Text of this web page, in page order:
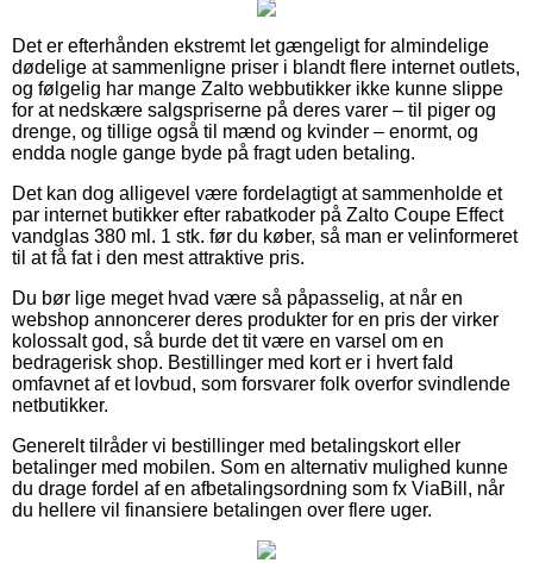
Det er efterhånden ekstremt let gængeligt for almindelige
dødelige at sammenligne priser i blandt flere internet outlets,
og følgelig har mange Zalto webbutikker ikke kunne slippe
for at nedskære salgspriserne på deres varer – til piger og
drenge, og tillige også til mænd og kvinder – enormt, og
endda nogle gange byde på fragt uden betaling.
Det kan dog alligevel være fordelagtigt at sammenholde et
par internet butikker efter rabatkoder på Zalto Coupe Effect
vandglas 380 ml. 1 stk. før du køber, så man er velinformeret
til at få fat i den mest attraktive pris.
Du bør lige meget hvad være så påpasselig, at når en
webshop annoncerer deres produkter for en pris der virker
kolossalt god, så burde det tit være en varsel om en
bedragerisk shop. Bestillinger med kort er i hvert fald
omfavnet af et lovbud, som forsvarer folk overfor svindlende
netbutikker.
Generelt tilråder vi bestillinger med betalingskort eller
betalinger med mobilen. Som en alternativ mulighed kunne
du drage fordel af en afbetalingsordning som fx ViaBill, når
du hellere vil finansiere betalingen over flere uger.